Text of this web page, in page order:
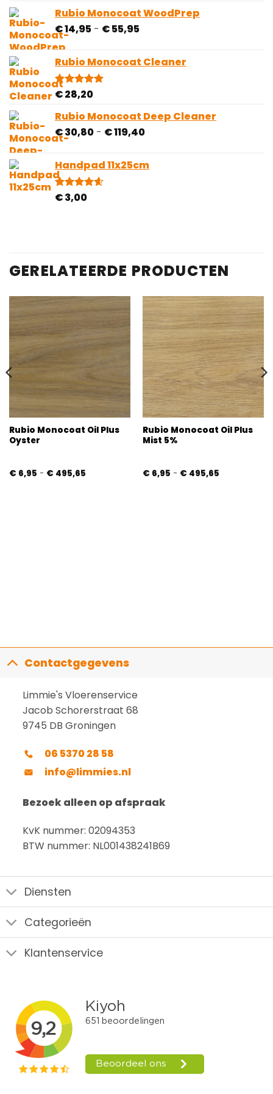
gebaseerd
op
klantbeoordelingen
tot
€ 40,00
Rubio Monocoat WoodPrep
€14,95 - €55,95Prijsklasse:
€ 55,95
Rubio Monocoat Cleaner
Gewaardeerd
gebaseerd
op
1
klantbeoordeling
€28,20
Rubio Monocoat Deep Cleaner
€30,80 - €119,40Prijsklasse:
€ 119,40
Handpad 11x25cm
Gewaardeerd
5
€3,00
GERELATEERDE PRODUCTEN
Rubio Monocoat Oil Plus
Oyster
€ 6,95 - € 495,65Prijsklasse:
Rubio Monocoat Oil Plus
Mist 5%
€ 6,95 - € 495,65Prijsklasse:
Contactgegevens
Limmie's Vloerenservice
Jacob Schorerstraat 68
9745 DB Groningen
06 5370 28 58
info@limmies.nl
Bezoek alleen op afspraak
KvK nummer: 02094353
BTW nummer: NL001438241B69
Diensten
Categorieën
Klantenservice